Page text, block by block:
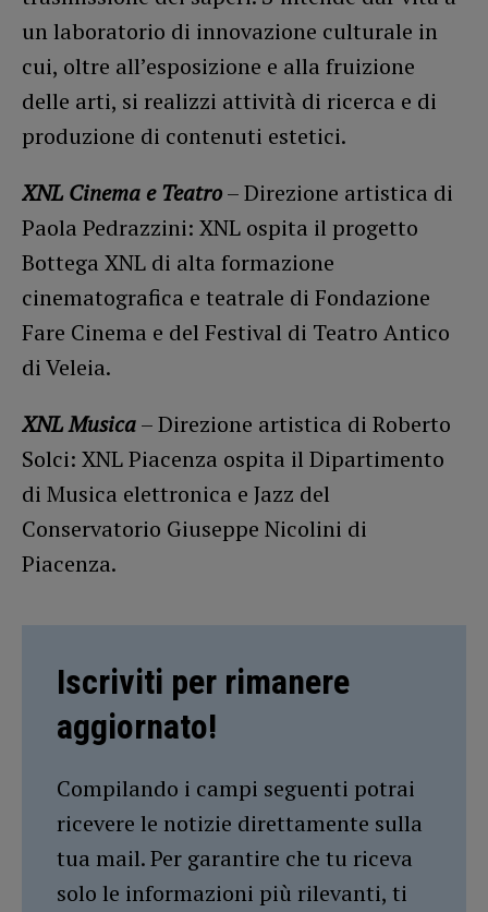
un laboratorio di innovazione culturale in
cui, oltre all’esposizione e alla fruizione
delle arti, si realizzi attività di ricerca e di
produzione di contenuti estetici.
XNL Cinema e Teatro– Direzione artistica di
Paola Pedrazzini: XNL ospita il progetto
Bottega XNL di alta formazione
cinematografica e teatrale di Fondazione
Fare Cinema e del Festival di Teatro Antico
di Veleia.
XNL Musica– Direzione artistica di Roberto
Solci: XNL Piacenza ospita il Dipartimento
di Musica elettronica e Jazz del
Conservatorio Giuseppe Nicolini di
Piacenza.
Iscriviti per rimanere
aggiornato!
Compilando i campi seguenti potrai
ricevere le notizie direttamente sulla
tua mail. Per garantire che tu riceva
solo le informazioni più rilevanti, ti